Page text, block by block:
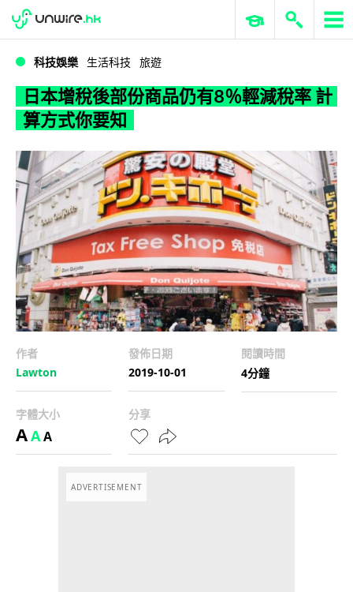
WWDC 2026 ERP 與商業 AI
科技娛樂 生活科技 旅遊
日本增稅後部份商品仍有8％輕減稅率 計
算方式你要知
作者
Lawton
發佈日期
2019-10-01
閱讀時間
4分鐘
字體大小
AAA
分享
ADVERTISEMENT